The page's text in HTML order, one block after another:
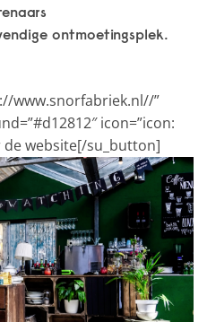
ontmoetingsplek.
www.snorfabriek.nl//”
icon=”icon:
de website[/su_button]